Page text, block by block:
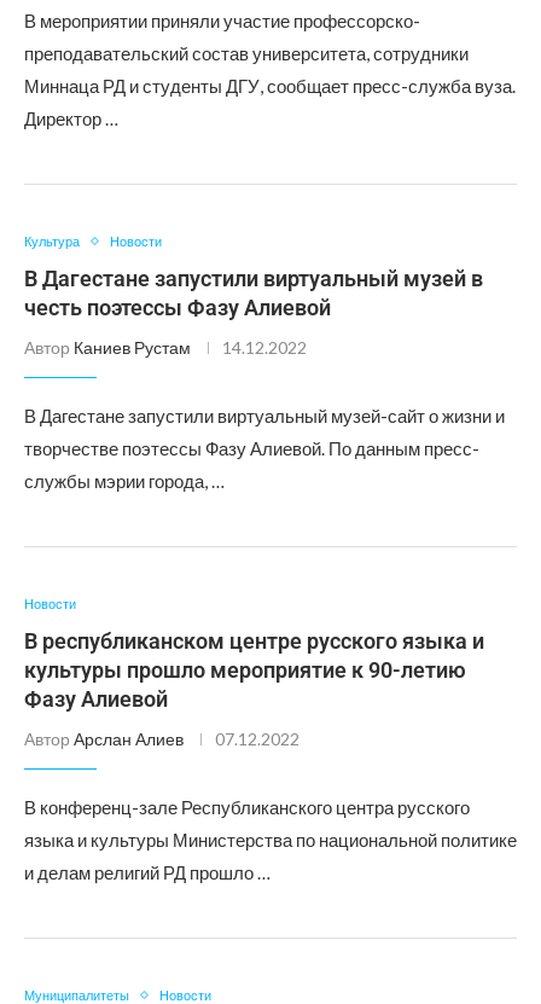
В мероприятии приняли участие профессорско-
преподавательский состав университета, сотрудники
Миннаца РД и студенты ДГУ, сообщает пресс-служба вуза.
Директор …
Культура Новости
В Дагестане запустили виртуальный музей в
честь поэтессы Фазу Алиевой
Автор Каниев Рустам 14.12.2022
В Дагестане запустили виртуальный музей-сайт о жизни и
творчестве поэтессы Фазу Алиевой. По данным пресс-
службы мэрии города, …
Новости
В республиканском центре русского языка и
культуры прошло мероприятие к 90-летию
Фазу Алиевой
Автор Арслан Алиев 07.12.2022
В конференц-зале Республиканского центра русского
языка и культуры Министерства по национальной политике
и делам религий РД прошло …
Муниципалитеты Новости